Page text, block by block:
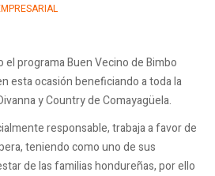
programa Buen Vecino de Bimbo
esta ocasión beneficiando a toda la
y Country de Comayagüela.
responsable, trabaja a favor de
teniendo como uno de sus
de las familias hondureñas, por ello